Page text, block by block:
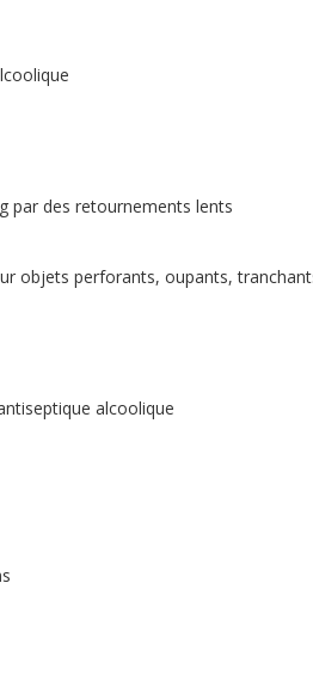
par des retournements lents
objets perforants, oupants,
alcoolique